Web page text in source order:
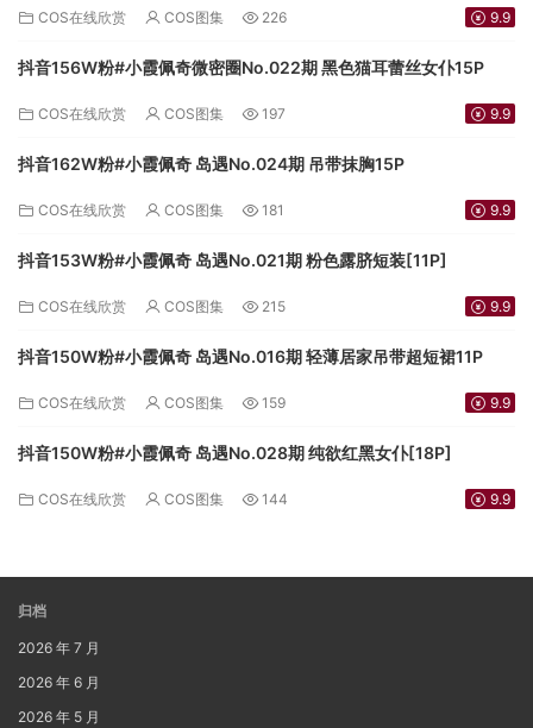
COS在线欣赏 COS图集 226 9.9
抖音156W粉#小霞佩奇微密圈No.022期 黑色猫耳蕾丝女仆15P
COS在线欣赏 COS图集 197 9.9
抖音162W粉#小霞佩奇 岛遇No.024期 吊带抹胸15P
COS在线欣赏 COS图集 181 9.9
抖音153W粉#小霞佩奇 岛遇No.021期 粉色露脐短装[11P]
COS在线欣赏 COS图集 215 9.9
抖音150W粉#小霞佩奇 岛遇No.016期 轻薄居家吊带超短裙11P
COS在线欣赏 COS图集 159 9.9
抖音150W粉#小霞佩奇 岛遇No.028期 纯欲红黑女仆[18P]
COS在线欣赏 COS图集 144 9.9
归档
2026 年 7 月
2026 年 6 月
2026 年 5 月